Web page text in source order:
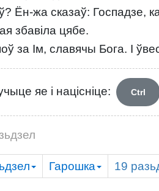
Ён-жа сказаў: Госпадзе,
збавіла цябе.
за Ім, славячы Бога. І
яе і націсніце: Ctrl
Гарошка 19